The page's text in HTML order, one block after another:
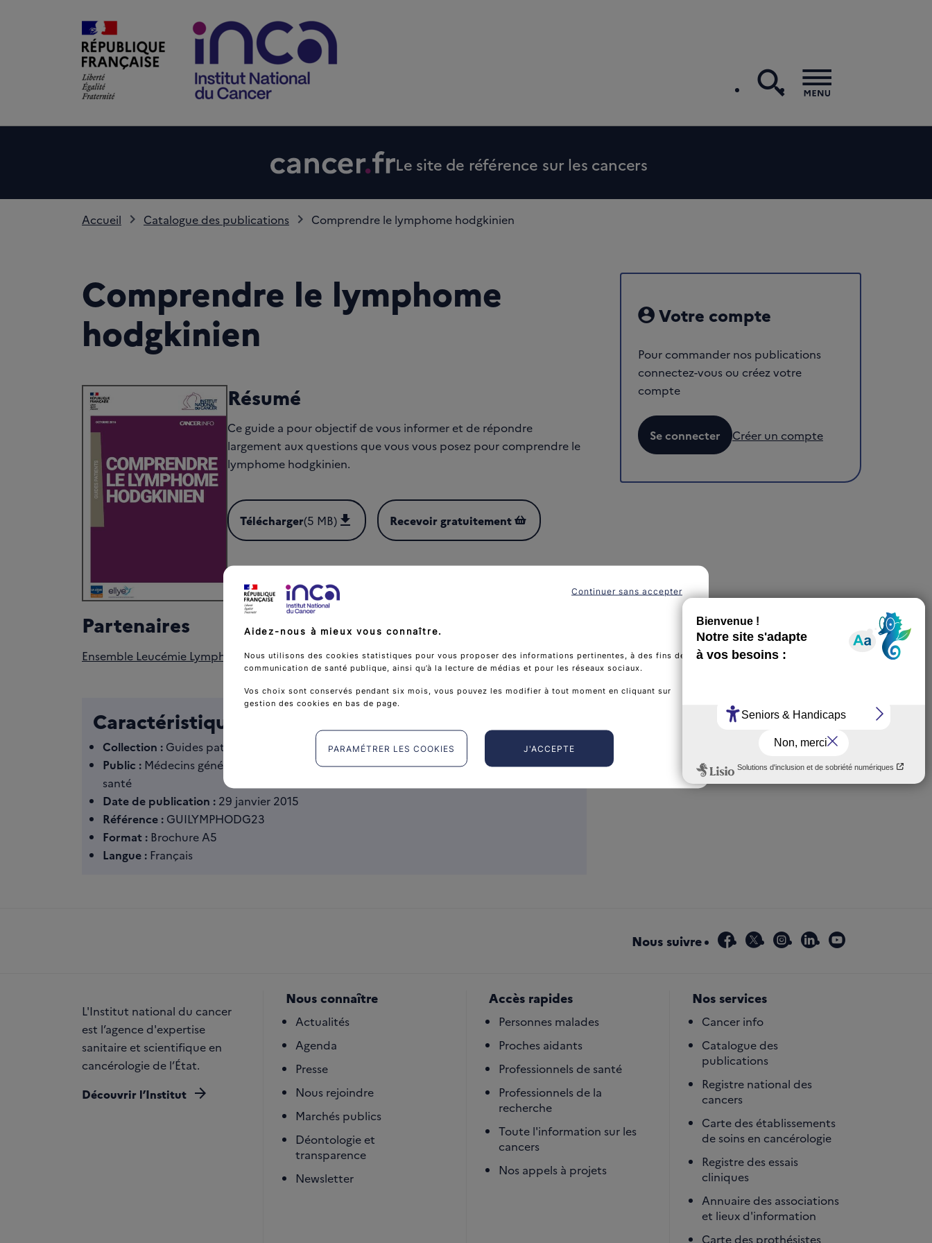
recherche
Menu
Le site de référence sur les cancers
Accueil Catalogue des publications Comprendre le lymphome hodgkinien
Comprendre le lymphome
hodgkinien
Résumé
Ce guide a pour objectif de vous informer et de répondre
largement aux questions que vous vous posez pour comprendre le
lymphome hodgkinien.
Télécharger(5 MB)
Télécharger Comprendre le lymphome hodgkinien (2023) (PDF - 5 MB)
Recevoir gratuitement
Partenaires
Ensemble Leucémie Lymphomes Espoir (ELLyE)/ Ligue contre le cancer
Caractéristiques
Collection : Guides patients
Public : Médecins généralistes / Personnes malades / Proches aidants / Professionnels de
santé
Date de publication : 29 janvier 2015
Référence : GUILYMPHODG23
Format : Brochure A5
Langue : Français
Votre compte
Pour commander nos publications
connectez-vous ou créez votre
compte
Se connecter Créer un compte
Nous suivre facebook
x instagram
linkedinyoutube
L'Institut national du cancer
est l’agence d'expertise
sanitaire et scientifique en
cancérologie de l’État.
Découvrir l’Institut arrow_forward
Nous connaître
Actualités
Agenda
Presse
Nous rejoindre
Marchés publics
Déontologie et
transparence
Newsletter
Accès rapides
Personnes malades
Proches aidants
Professionnels de santé
Professionnels de la
recherche
Toute l'information sur les
cancers
Nos appels à projets
Nos services
Cancer info
Catalogue des
publications
Registre national des
cancers
Carte des établissements
de soins en cancérologie
Registre des essais
cliniques
Annuaire des associations
et lieux d'information
Carte des prothésistes
Aidez-nous à mieux vous connaître.
Nous utilisons des cookies statistiques pour vous proposer des informations pertinentes, à des fins de
communication de santé publique, ainsi qu’à la lecture de médias et pour les réseaux sociaux.
Vos choix sont conservés pendant six mois, vous pouvez les modifier à tout moment en cliquant sur
gestion des cookies en bas de page.
J'ACCEPTE
PARAMÉTRER LES COOKIES
Continuer sans accepter